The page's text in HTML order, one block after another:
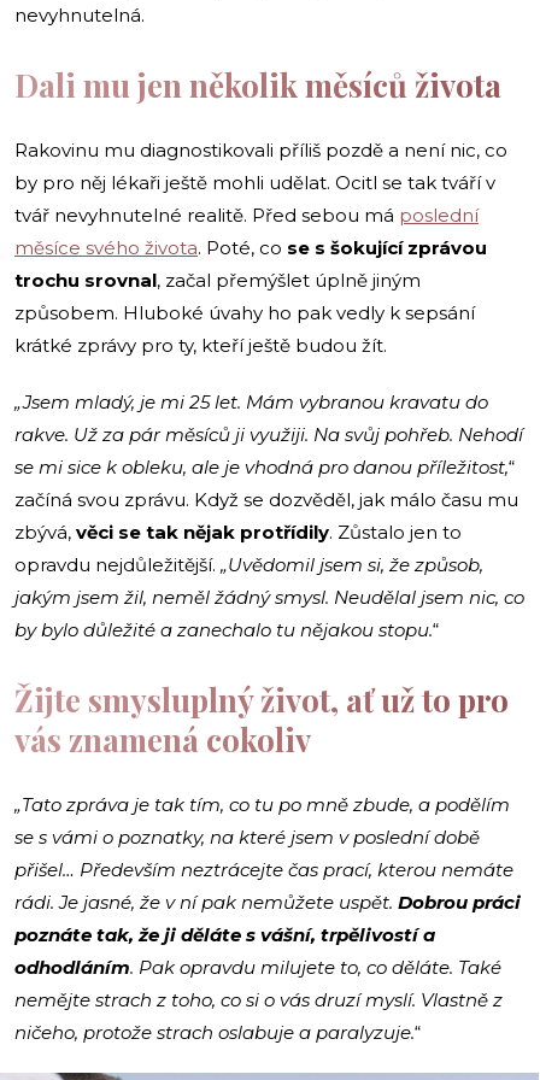
nevyhnutelná.
Dali mu jen několik měsíců života
Rakovinu mu diagnostikovali příliš pozdě a není nic, co
by pro něj lékaři ještě mohli udělat. Ocitl se tak tváří v
tvář nevyhnutelné realitě. Před sebou má poslední
měsíce svého života. Poté, co se s šokující zprávou
trochu srovnal, začal přemýšlet úplně jiným
způsobem. Hluboké úvahy ho pak vedly k sepsání
krátké zprávy pro ty, kteří ještě budou žít.
„Jsem mladý, je mi 25 let. Mám vybranou kravatu do
rakve. Už za pár měsíců ji využiji. Na svůj pohřeb. Nehodí
se mi sice k obleku, ale je vhodná pro danou příležitost,“
začíná svou zprávu. Když se dozvěděl, jak málo času mu
zbývá, věci se tak nějak protřídily. Zůstalo jen to
opravdu nejdůležitější. „Uvědomil jsem si, že způsob,
jakým jsem žil, neměl žádný smysl. Neudělal jsem nic, co
by bylo důležité a zanechalo tu nějakou stopu.“
Žijte smysluplný život, ať už to pro
vás znamená cokoliv
„Tato zpráva je tak tím, co tu po mně zbude, a podělím
se s vámi o poznatky, na které jsem v poslední době
přišel… Především neztrácejte čas prací, kterou nemáte
rádi. Je jasné, že v ní pak nemůžete uspět. Dobrou práci
poznáte tak, že ji děláte s vášní, trpělivostí a
odhodláním. Pak opravdu milujete to, co děláte. Také
nemějte strach z toho, co si o vás druzí myslí. Vlastně z
ničeho, protože strach oslabuje a paralyzuje.“